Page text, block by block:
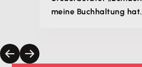
meine Buchhaltung hat.